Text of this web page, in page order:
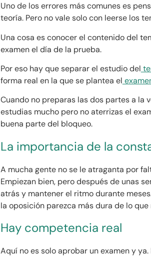
Uno de los errores más comunes es
teoría. Pero no vale solo con leerse los
Una cosa es conocer el contenido del
examen el día de la prueba.
Por eso hay que separar el estudio del
forma real en la que se plantea el
Cuando no preparas las dos partes a la
estudias mucho pero no aterrizas el
buena parte del bloqueo.
La importancia de la
A mucha gente no se le atraganta por
Empiezan bien, pero después de unas
atrás y mantener el ritmo durante
la oposición parezca más dura de lo
Hay competencia real
Aquí no es solo aprobar un examen y ya.